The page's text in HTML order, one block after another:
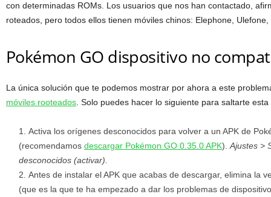
con determinadas ROMs. Los usuarios que nos han contactado,
roteados, pero todos ellos tienen móviles chinos: Elephone,
Pokémon GO dispositivo no
La única solución que te podemos mostrar por ahora a este
móviles rooteados . Solo puedes hacer lo siguiente para saltarte
Activa los orígenes desconocidos para volver a un APK de
(recomendamos descargar Pokémon GO 0.35.0 APK). Ajustes >
desconocidos (activar).
Antes de instalar el APK que acabas de descargar, elimina la
(que es la que te ha empezado a dar los problemas de